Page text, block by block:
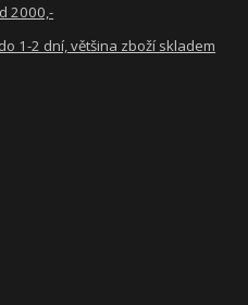
2000,-
1-2 dní, většina zboží skladem